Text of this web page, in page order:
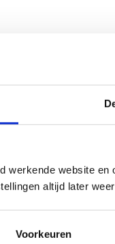
werkende website
altijd later
Voorkeuren